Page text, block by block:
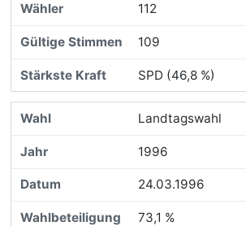
112
109
SPD (46,8 %)
Landtagswahl
1996
24.03.1996
73,1 %